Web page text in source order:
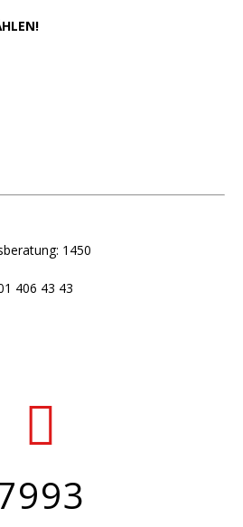
1450
406 43 43